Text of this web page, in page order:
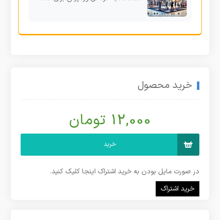
خرید محصول
12,000 تومان
خرید
در صورت مایل بودن به خرید اشتراک اینجا کلیک کنید.
خرید اشتراک